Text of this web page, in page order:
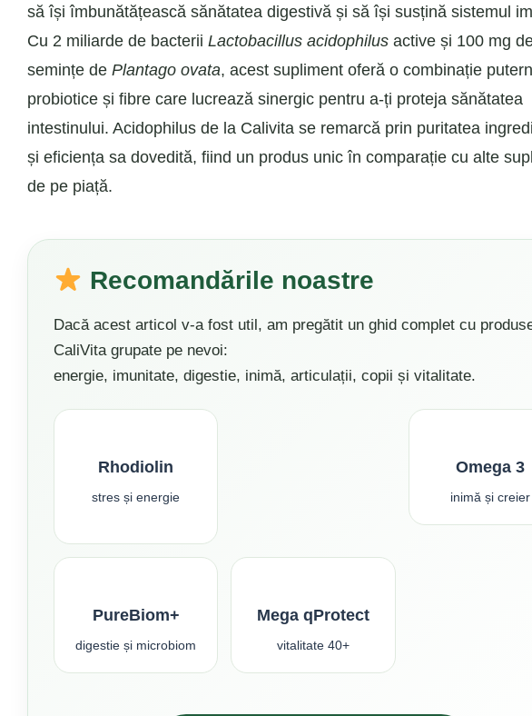
să își îmbunătățească sănătatea digestivă și să își susțină sistemul
Cu 2 miliarde de bacterii Lactobacillus acidophilus active și 100 mg
semințe de Plantago ovata, acest supliment oferă o combinație
probiotice și fibre care lucrează sinergic pentru a-ți proteja sănătatea
intestinului. Acidophilus de la Calivita se remarcă prin puritatea
și eficiența sa dovedită, fiind un produs unic în comparație cu alte
de pe piață.
Recomandările noastre
Dacă acest articol v-a fost util, am pregătit un ghid complet cu
CaliVita grupate pe nevoi:
energie, imunitate, digestie, inimă, articulații, copii și vitalitate.
Rhodiolin
stres și energie
Omega 3
inimă și creier
PureBiom+
digestie și microbiom
Mega qProtect
vitalitate 40+